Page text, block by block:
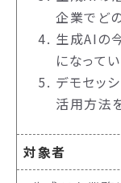
企業でど
生成AIの
になって
デモセッ
活用方法
対象者